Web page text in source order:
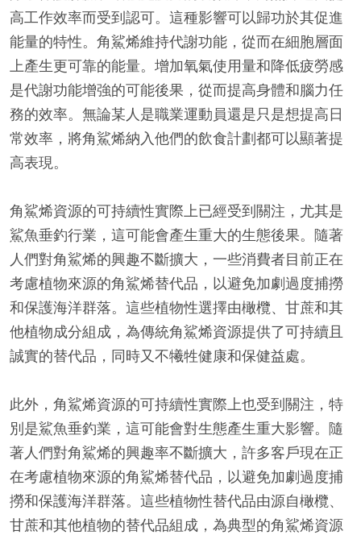
高工作效率而受到認可。這種影響可以歸功於其促進
能量的特性。角鯊烯維持代謝功能，從而在細胞層面
上產生更可靠的能量。增加氧氣使用量和降低疲勞感
是代謝功能增強的可能後果，從而提高身體和腦力任
務的效率。無論某人是職業運動員還是只是想提高日
常效率，將角鯊烯納入他們的飲食計劃都可以顯著提
高表現。
角鯊烯資源的可持續性實際上已經受到關注，尤其是
鯊魚垂釣行業，這可能會產生重大的生態後果。隨著
人們對角鯊烯的興趣不斷擴大，一些消費者目前正在
考慮植物來源的角鯊烯替代品，以避免加劇過度捕撈
和保護海洋群落。這些植物性選擇由橄欖、甘蔗和其
他植物成分組成，為傳統角鯊烯資源提供了可持續且
誠實的替代品，同時又不犧牲健康和保健益處。
此外，角鯊烯資源的可持續性實際上也受到關注，特
別是鯊魚垂釣業，這可能會對生態產生重大影響。隨
著人們對角鯊烯的興趣率不斷擴大，許多客戶現在正
在考慮植物來源的角鯊烯替代品，以避免加劇過度捕
撈和保護海洋群落。這些植物性替代品由源自橄欖、
甘蔗和其他植物的替代品組成，為典型的角鯊烯資源